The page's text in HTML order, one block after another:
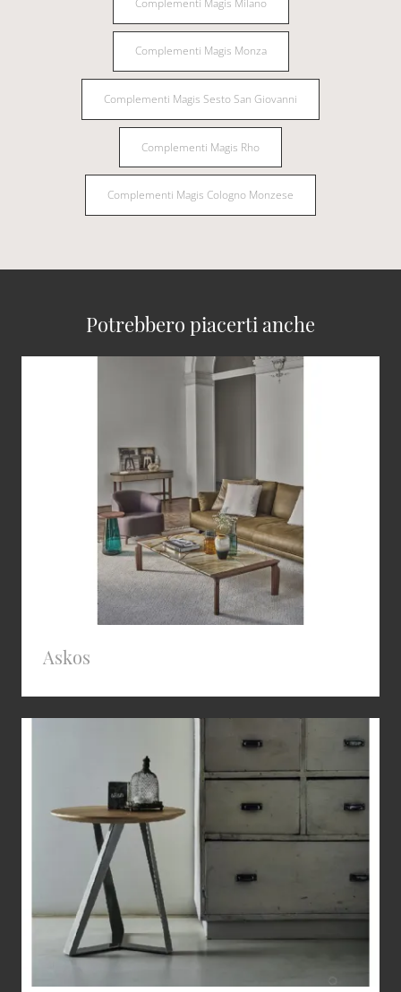
Complementi Magis Monza
Complementi Magis Sesto San Giovanni
Complementi Magis Rho
Complementi Magis Cologno Monzese
Potrebbero piacerti anche
Askos